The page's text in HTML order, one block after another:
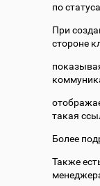
по
При
стороне
такая
Более
Также